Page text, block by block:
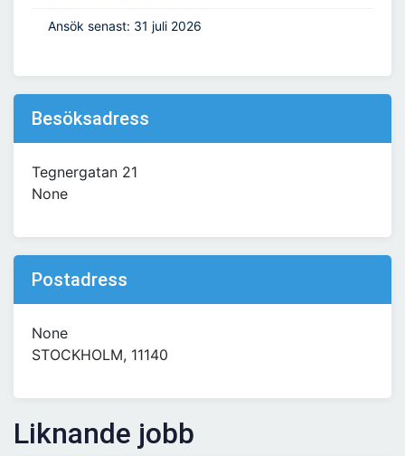
Ansök senast: 31 juli 2026
Besöksadress
Tegnergatan 21
None
Postadress
None
STOCKHOLM, 11140
Liknande jobb